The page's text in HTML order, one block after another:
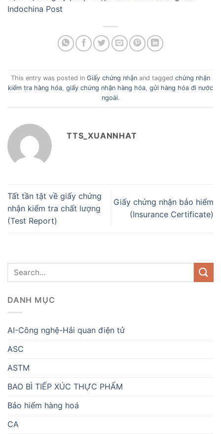
Indochina Post
This entry was posted in Giấy chứng nhận and tagged chứng nhận
kiểm tra hàng hóa, giấy chứng nhận hàng hóa, gửi hàng hóa đi nước
ngoài.
TTS_XUANNHAT
Tất tần tật về giấy chứng
nhận kiểm tra chất lượng
(Test Report)
Giấy chứng nhận bảo hiểm
(Insurance Certificate)
DANH MỤC
AI-Công nghệ-Hải quan điện tử
ASC
ASTM
BAO BÌ TIẾP XÚC THỰC PHẨM
Bảo hiểm hàng hoá
CA